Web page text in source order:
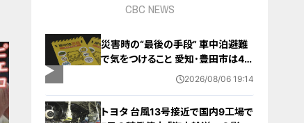
CBC NEWS
災害時の“最後の手段” 車中泊避難
で気をつけること 愛知･豊田市は4年
前からマニュアル作成 最悪の場合2026/08/06 19:14
トヨタ 台風13号接近で国内9工場で